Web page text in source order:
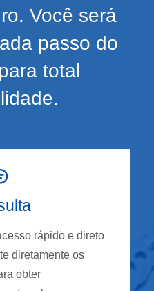
Você será
passo do
total
rápido e direto
diretamente os
obter